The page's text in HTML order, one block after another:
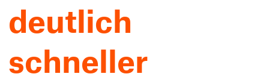
deutlich
schneller